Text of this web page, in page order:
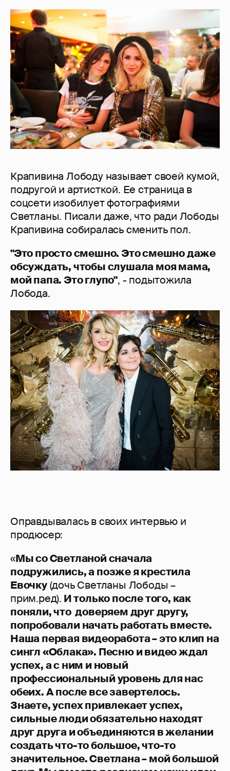
Крапивина Лободу называет своей кумой,
подругой и артисткой. Ее страница в
соцсети изобилует фотографиями
Светланы. Писали даже, что ради Лободы
Крапивина собиралась сменить пол.
"Это просто смешно. Это смешно даже
обсуждать, чтобы слушала моя мама,
мой папа. Это глупо", - подытожила
Лобода.
Оправдывалась в своих интервью и
продюсер:
«Мы со Светланой сначала
подружились, а позже я крестила
Евочку(дочь Светланы Лободы –
прим.ред). И только после того, как
поняли, что доверяем друг другу,
попробовали начать работать вместе.
Наша первая видеоработа – это клип на
сингл «Облака». Песню и видео ждал
успех, а с ним и новый
профессиональный уровень для нас
обеих. А после все завертелось.
Знаете, успех привлекает успех,
сильные люди обязательно находят
друг друга и объединяются в желании
создать что-то большое, что-то
значительное. Светлана – мой большой